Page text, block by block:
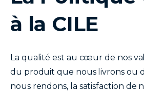
à la CILE
La qualité est au cœur de nos
du produit que nous livrons ou
nous rendons, la satisfaction de